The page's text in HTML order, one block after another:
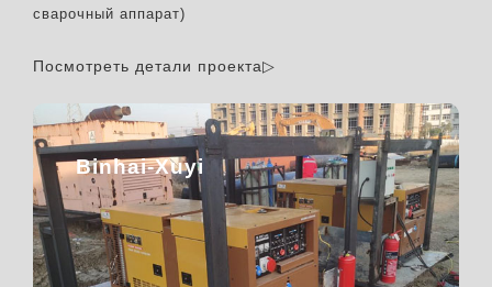
сварочный аппарат)
Посмотреть детали проекта▷
Binhai-Xuyi